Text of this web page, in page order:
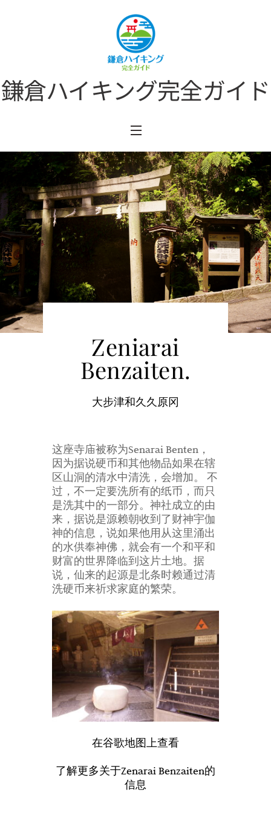
鎌倉ハイキング完全ガイド
Menu
Zeniarai
Benzaiten.
大步津和久久原冈
这座寺庙被称为Senarai Benten，
因为据说硬币和其他物品如果在辖
区山洞的清水中清洗，会增加。 不
过，不一定要洗所有的纸币，而只
是洗其中的一部分。神社成立的由
来，据说是源赖朝收到了财神宇伽
神的信息，说如果他用从这里涌出
的水供奉神佛，就会有一个和平和
财富的世界降临到这片土地。据
说，仙来的起源是北条时赖通过清
洗硬币来祈求家庭的繁荣。
在谷歌地图上查看
了解更多关于Zenarai Benzaiten的
信息